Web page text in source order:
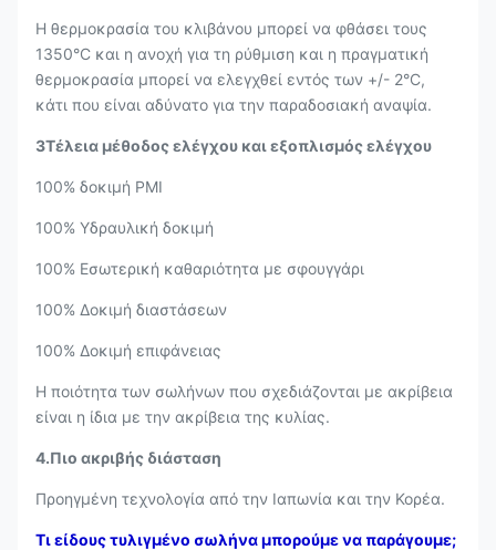
Η θερμοκρασία του κλιβάνου μπορεί να φθάσει τους
1350°C και η ανοχή για τη ρύθμιση και η πραγματική
θερμοκρασία μπορεί να ελεγχθεί εντός των +/- 2°C,
κάτι που είναι αδύνατο για την παραδοσιακή αναψία.
3Τέλεια μέθοδος ελέγχου και εξοπλισμός ελέγχου
100% δοκιμή PMI
100% Υδραυλική δοκιμή
100% Εσωτερική καθαριότητα με σφουγγάρι
100% Δοκιμή διαστάσεων
100% Δοκιμή επιφάνειας
Η ποιότητα των σωλήνων που σχεδιάζονται με ακρίβεια
είναι η ίδια με την ακρίβεια της κυλίας.
4.Πιο ακριβής διάσταση
Προηγμένη τεχνολογία από την Ιαπωνία και την Κορέα.
Τι είδους τυλιγμένο σωλήνα μπορούμε να παράγουμε;